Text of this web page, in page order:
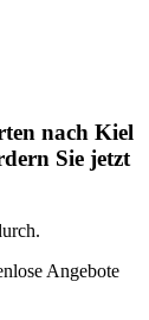
nach Kiel
Sie jetzt
Angebote